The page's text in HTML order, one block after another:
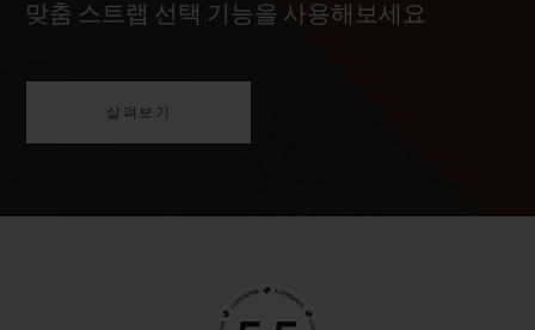
맞춤 스트랩 선택 기능을 사용해보세요
살펴보기